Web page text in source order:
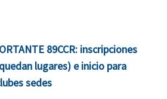
89CCR: inscripciones
lugares) e inicio para
sedes